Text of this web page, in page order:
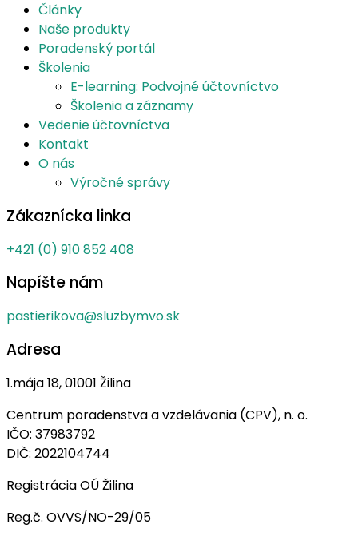
Články
Naše produkty
Poradenský portál
Školenia
E-learning: Podvojné účtovníctvo
Školenia a záznamy
Vedenie účtovníctva
Kontakt
O nás
Výročné správy
Zákaznícka linka
+421 (0) 910 852 408
Napíšte nám
pastierikova@sluzbymvo.sk
Adresa
1.mája 18, 01001 Žilina
Centrum poradenstva a vzdelávania (CPV), n. o.
IČO: 37983792
DIČ: 2022104744
Registrácia OÚ Žilina
Reg.č. OVVS/NO-29/05